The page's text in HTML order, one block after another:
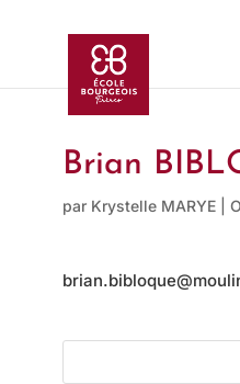
Brian
par Krystelle MARYE|